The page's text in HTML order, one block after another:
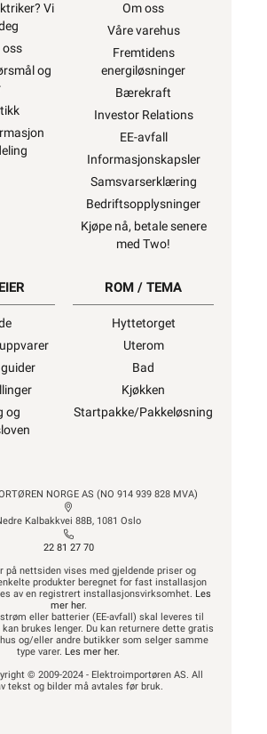
Vi
oss
og
Om oss
Våre varehus
Fremtidens
energiløsninger
Bærekraft
Investor Relations
EE-avfall
Informasjonskapsler
Samsvarserklæring
Bedriftsopplysninger
Kjøpe nå, betale senere
med Two!
og
ROM / TEMA
Hyttetorget
Uterom
Bad
Kjøkken
Startpakke/Pakkeløsning
NORGE AS (NO 914 939 828 MVA)
Kalbakkvei 88B, 1081 Oslo
22 81 27 70
på nettsiden vises med gjeldende priser og
produkter beregnet for fast installasjon
av en registrert installasjonsvirksomhet. Les
mer her.
eller batterier (EE-avfall) skal leveres til
brukes lenger. Du kan returnere dette gratis
og/eller andre butikker som selger samme
type varer. Les mer her.
© 2009-2024 - Elektroimportøren AS. All
tekst og bilder må avtales før bruk.